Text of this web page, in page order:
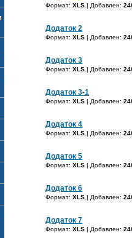
Формат: XLS | Добавлен:
Додаток 2
Формат: XLS | Добавлен:
Додаток 3
Формат: XLS | Добавлен:
Додаток 3-1
Формат: XLS | Добавлен:
Додаток 4
Формат: XLS | Добавлен:
Додаток 5
Формат: XLS | Добавлен:
Додаток 6
Формат: XLS | Добавлен:
Додаток 7
Формат: XLS | Добавлен: